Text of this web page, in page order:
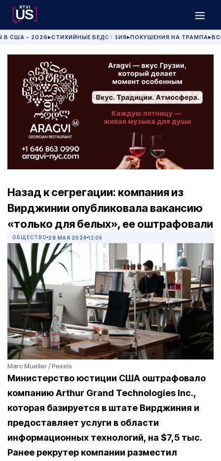
В США - 2026 ▶СТИХИЙНЫЕ БЕДСТВИЯ▶ПОКУШЕНИЯ НА ТРАМПА▶
Назад к сегрегации: компания из
Вирджинии опубликовала вакансию
«только для белых», ее оштрафовали
ОБЩЕСТВО 28 МАЯ 2024 13:09
Marc Mueller / Pexels
Министерство юстиции США оштрафовало
компанию Arthur Grand Technologies Inc.,
которая базируется в штате Вирджиния и
предоставляет услуги в области
информационных технологий, на $7,5 тыс.
Ранее рекрутер компании разместил